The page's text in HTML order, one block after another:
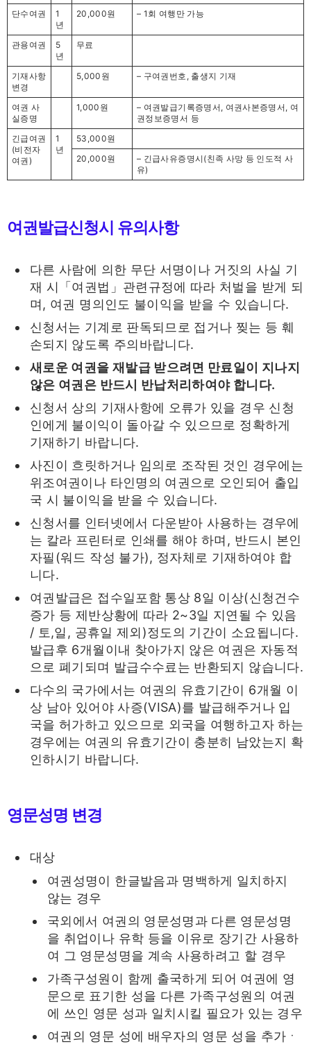
단수여권
1
년
20,000원 – 1회 여행만 가능
관용여권
5
년
무료
기재사항
변경
5,000원 – 구여권번호, 출생지 기재
여권 사
실증명
1,000원
– 여권발급기록증명서, 여권사본증명서, 여
권정보증명서 등
긴급여권
(비전자
여권)
1
년
53,000원
20,000원
– 긴급사유증명시(친족 사망 등 인도적 사
유)
여권발급신청시 유의사항
다른 사람에 의한 무단 서명이나 거짓의 사실 기
재 시「여권법」관련규정에 따라 처벌을 받게 되
며, 여권 명의인도 불이익을 받을 수 있습니다.
신청서는 기계로 판독되므로 접거나 찢는 등 훼
손되지 않도록 주의바랍니다.
새로운 여권을 재발급 받으려면 만료일이 지나지
않은 여권은 반드시 반납처리하여야 합니다.
신청서 상의 기재사항에 오류가 있을 경우 신청
인에게 불이익이 돌아갈 수 있으므로 정확하게
기재하기 바랍니다.
사진이 흐릿하거나 임의로 조작된 것인 경우에는
위조여권이나 타인명의 여권으로 오인되어 출입
국 시 불이익을 받을 수 있습니다.
신청서를 인터넷에서 다운받아 사용하는 경우에
는 칼라 프린터로 인쇄를 해야 하며, 반드시 본인
자필(워드 작성 불가), 정자체로 기재하여야 합
니다.
여권발급은 접수일포함 통상 8일 이상(신청건수
증가 등 제반상황에 따라 2~3일 지연될 수 있음
/ 토,일, 공휴일 제외)정도의 기간이 소요됩니다.
발급후 6개월이내 찾아가지 않은 여권은 자동적
으로 폐기되며 발급수수료는 반환되지 않습니다.
다수의 국가에서는 여권의 유효기간이 6개월 이
상 남아 있어야 사증(VISA)를 발급해주거나 입
국을 허가하고 있으므로 외국을 여행하고자 하는
경우에는 여권의 유효기간이 충분히 남았는지 확
인하시기 바랍니다.
영문성명 변경
대상
여권성명이 한글발음과 명백하게 일치하지
않는 경우
국외에서 여권의 영문성명과 다른 영문성명
을 취업이나 유학 등을 이유로 장기간 사용하
여 그 영문성명을 계속 사용하려고 할 경우
가족구성원이 함께 출국하게 되어 여권에 영
문으로 표기한 성을 다른 가족구성원의 여권
에 쓰인 영문 성과 일치시킬 필요가 있는 경우
여권의 영문 성에 배우자의 영문 성을 추가ㆍ